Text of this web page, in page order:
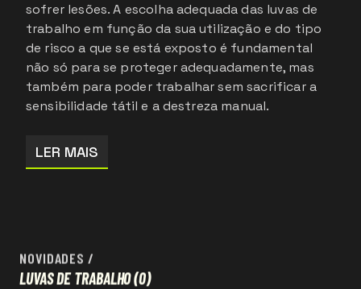
sofrer lesões. A escolha adequada das luvas de
trabalho em função da sua utilização e do tipo
de risco a que se está exposto é fundamental
não só para se proteger adequadamente, mas
também para poder trabalhar sem sacrificar a
sensibilidade tátil e a destreza manual.
LER MAIS
NOVIDADES /
LUVAS DE TRABALHO(0)